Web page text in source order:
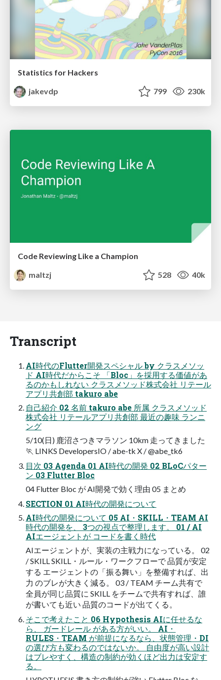
Statistics for Hackers
jakevdp
799 230k
Code Reviewing Like a Champion
maltzj
528 40k
Transcript
AI時代のFlutter開発スペシャル by クラスメソッ
ド AI時代だからこそ 「Bloc」を採用する価値があ
るのかもしれない クラスメソッド株式会社 リテール
アプリ共創部 takuro abe
自己紹介 02 名前 takuro abe 所属 クラスメソッド
株式会社 リテールアプリ共創部 最近の趣味 ランニ
ング
5/10(日) 鹿沼さつきマラソン 10km 走ってきました
🏃 LINKS DevelopersIO / abe-tk X / @abe_tk6
目次 03 Agenda 01 AI時代の開発 02 BLoCパター
ン 03 Flutter Bloc
04 Flutter Bloc が AI開発で効く理由 05 まとめ
SECTION 01 AI時代の開発について
AI時代の開発について 05 AI・SKILL・TEAM AI
時代の開発を、 3つの視点で整理します。 01 / AI
AIエージェントが コードを書く時代
AIエージェントが、実装の主戦力になっている。 02
/ SKILL SKILL・ルール・ワークフローで 品質が安定
する エージェントの「振る舞い」を整備すれば、出
力 のブレが大きく減る。 03 / TEAM チーム共有で
全員が同じ品質に SKILL をチームで共有すれば、誰
が書いても近い 品質のコードが出てくる。
そこで考えたこと 06 Hypothesis AIに任せるな
ら、 ガードレール がある方がいい。 AI・
RULES・TEAM が前提になるなら、状態管理・DI
の選び方も変わるのではないか。 自由度が高い設計
はブレやすく、構造の制約が効くほど出力は安定す
る。